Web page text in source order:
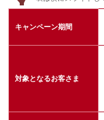
キャンペーン期間
対象となるお客さま